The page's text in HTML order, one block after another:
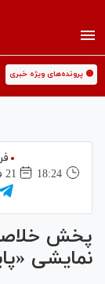
🟡 پرونده‌های ویژه خبری
18:24
21 فروردين 1404
نمایشی